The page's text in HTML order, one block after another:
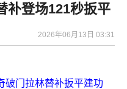
补登场121秒扳平
2026年06月13日 03:31
破门拉林替补扳平建功